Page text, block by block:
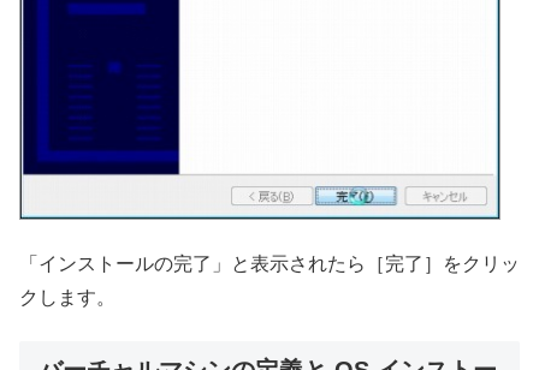
「インストールの完了」と表示されたら［完了］をクリッ
クします。